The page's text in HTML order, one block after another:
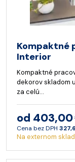
Kompaktné
Interior
Kompaktné
dekorov skladom
za celú…
od
Cena bez DPH
Na externom